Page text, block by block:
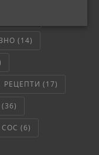
(14)
РЕЦЕПТИ (17)
(36)
СОС (6)